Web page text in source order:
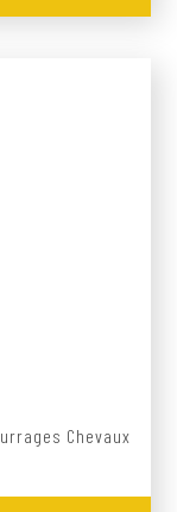
Chevaux